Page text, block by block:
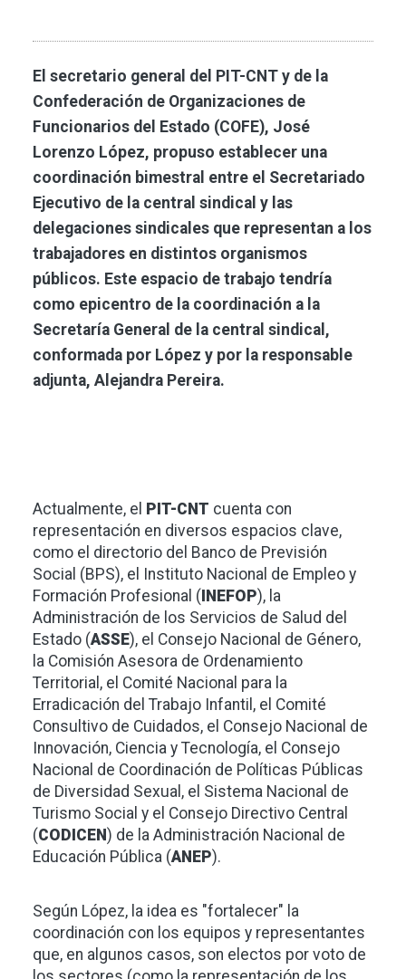
El secretario general del PIT-CNT y de la
Confederación de Organizaciones de
Funcionarios del Estado (COFE), José
Lorenzo López, propuso establecer una
coordinación bimestral entre el Secretariado
Ejecutivo de la central sindical y las
delegaciones sindicales que representan a los
trabajadores en distintos organismos
públicos. Este espacio de trabajo tendría
como epicentro de la coordinación a la
Secretaría General de la central sindical,
conformada por López y por la responsable
adjunta, Alejandra Pereira.
Actualmente, el PIT-CNT cuenta con
representación en diversos espacios clave,
como el directorio del Banco de Previsión
Social (BPS), el Instituto Nacional de Empleo y
Formación Profesional ( INEFOP), la
Administración de los Servicios de Salud del
Estado (ASSE), el Consejo Nacional de Género,
la Comisión Asesora de Ordenamiento
Territorial, el Comité Nacional para la
Erradicación del Trabajo Infantil, el Comité
Consultivo de Cuidados, el Consejo Nacional de
Innovación, Ciencia y Tecnología, el Consejo
Nacional de Coordinación de Políticas Públicas
de Diversidad Sexual, el Sistema Nacional de
Turismo Social y el Consejo Directivo Central
(CODICEN ) de la Administración Nacional de
Educación Pública (ANEP).
Según López, la idea es "fortalecer" la
coordinación con los equipos y representantes
que, en algunos casos, son electos por voto de